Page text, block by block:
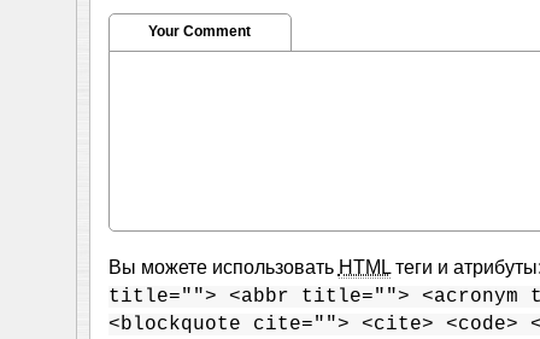
Your Comment
Вы можете использовать HTMLтеги и
title=""> <abbr title=""> <acronym
<blockquote cite=""> <cite> <code>